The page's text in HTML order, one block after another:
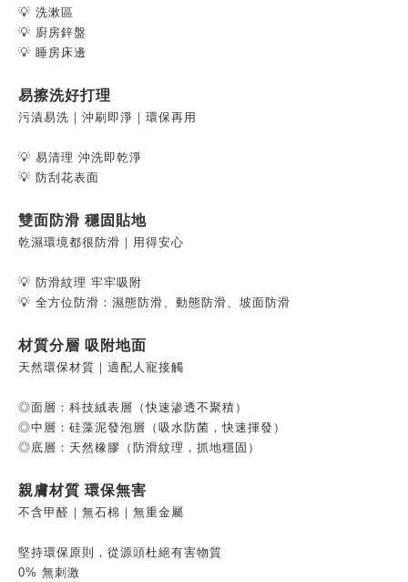
💡 洗漱區
💡 廚房鋅盤
💡 睡房床邊
易擦洗好打理
污漬易洗｜沖刷即淨｜環保再用
💡 易清理 沖洗即乾淨
💡 防刮花表面
雙面防滑 穩固貼地
乾濕環境都很防滑｜用得安心
💡 防滑紋理 牢牢吸附
💡 全方位防滑：濕態防滑、動態防滑、坡面防滑
材質分層 吸附地面
天然環保材質｜適配人寵接觸
◎面層：科技絨表層（快速渗透不聚積）
◎中層：硅藻泥發泡層（吸水防菌，快速揮發）
◎底層：天然橡膠（防滑紋理，抓地穩固）
親膚材質 環保無害
不含甲醛｜無石棉｜無重金屬
堅持環保原則，從源頭杜絕有害物質
0% 無刺激